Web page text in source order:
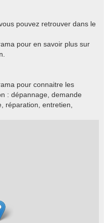
pouvez retrouver dans le
pour en savoir plus sur
pour connaitre les
: dépannage, demande
réparation, entretien,